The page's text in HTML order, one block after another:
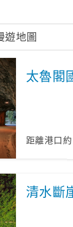
太魯閣
距離港口約
清水斷
遊地圖